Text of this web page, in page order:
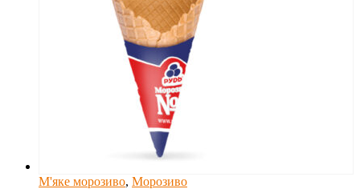
М'яке морозиво, Морозиво